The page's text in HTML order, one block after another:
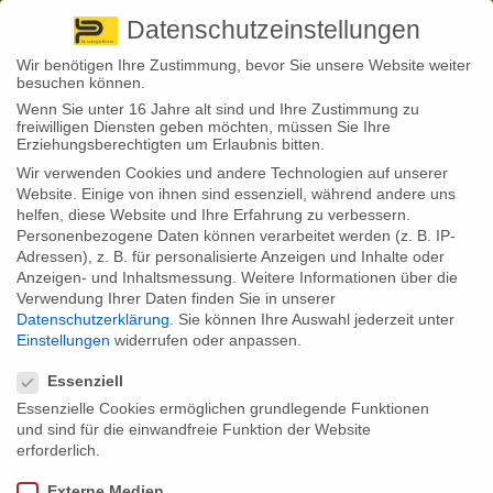
+ 49 3501 528571 |
Back to News
04
Okt.
Stephan Fröhlich
Riester-Zulage: 3 Gründe,
warum gekürzt wird
Mit der Riester-Rente fördert der Staat private, zusätzliche
Altersvorsorge. Doch mitunter werden die Zulagen gekürzt. Warum das
so ist und wie sich das verhindern lässt.
sein 20-jähriges Bestehen. Während Kritiker hohe Kosten betonen,
Datenschutzeinstellungen
Wir benötigen Ihre Zustimmung, bevor Sie unsere Website weiter
besuchen können.
Wenn Sie unter 16 Jahre alt sind und Ihre Zustimmung zu
freiwilligen Diensten geben möchten, müssen Sie Ihre
Erziehungsberechtigten um Erlaubnis bitten.
Wir verwenden Cookies und andere Technologien auf unserer
Website. Einige von ihnen sind essenziell, während andere uns
helfen, diese Website und Ihre Erfahrung zu verbessern.
Personenbezogene Daten können verarbeitet werden (z. B. IP-
Adressen), z. B. für personalisierte Anzeigen und Inhalte oder
Anzeigen- und Inhaltsmessung. Weitere Informationen über die
Verwendung Ihrer Daten finden Sie in unserer
Datenschutzerklärung
Sie können Ihre Auswahl jederzeit unter
Einstellungen widerrufen oder anpassen.
Essenziell
Essenzielle Cookies ermöglichen grundlegende Funktionen
und sind für die einwandfreie Funktion der Website
erforderlich.